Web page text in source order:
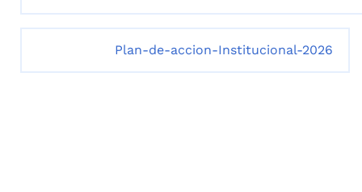
Plan-de-accion-Institucional-2026